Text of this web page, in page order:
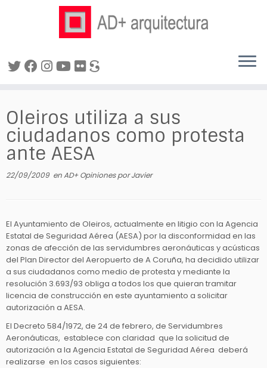
contenido
Oleiros utiliza a sus
ciudadanos como protesta
ante AESA
22/09/2009enAD+ OpinionesporJavier
El Ayuntamiento de Oleiros, actualmente en litigio con la Agencia
Estatal de Seguridad Aérea (AESA) por la disconformidad en las
zonas de afección de las servidumbres aeronáuticas y acústicas
del Plan Director del Aeropuerto de A Coruña, ha decidido utilizar
a sus ciudadanos como medio de protesta y mediante la
resolución 3.693/93 obliga a todos los que quieran tramitar
licencia de construcción en este ayuntamiento a solicitar
autorización a AESA.
El Decreto 584/1972, de 24 de febrero, de Servidumbres
Aeronáuticas, establece con claridad que la solicitud de
autorización a la Agencia Estatal de Seguridad Aérea deberá
realizarse en los casos siguientes: